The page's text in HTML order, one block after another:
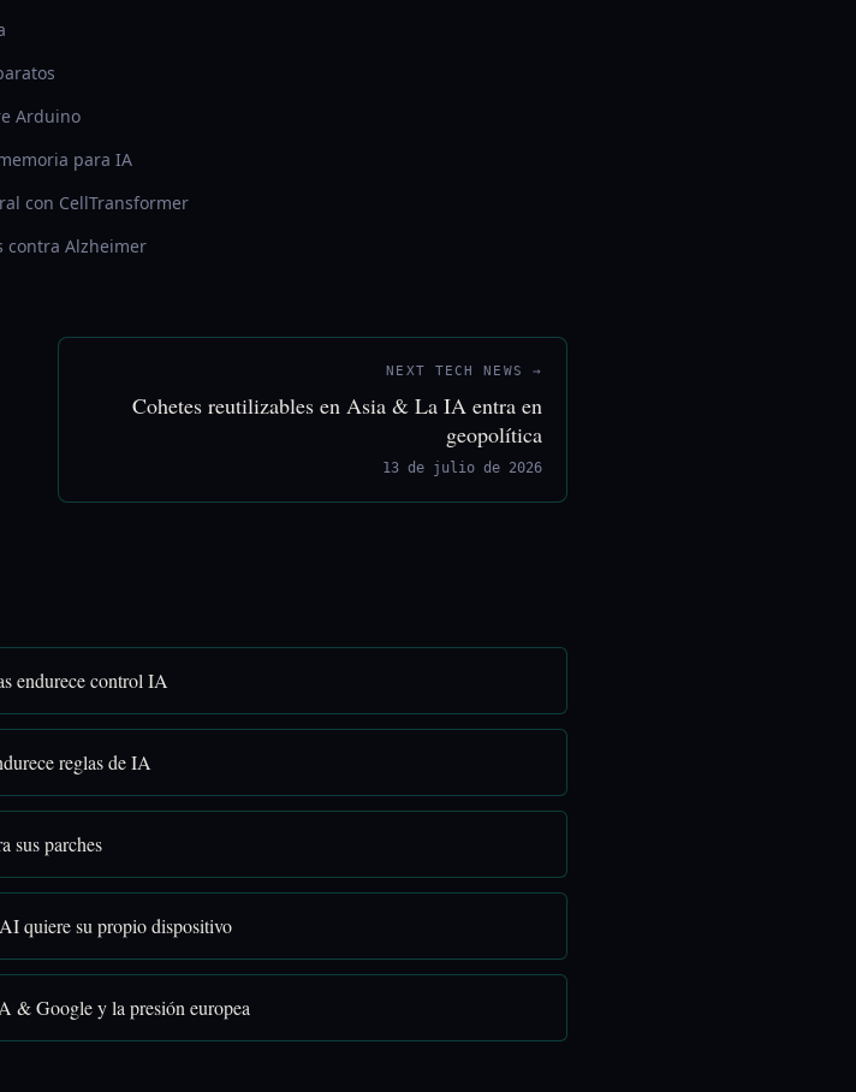
Arduino
para IA
con CellTransformer
Alzheimer
NEXT TECH NEWS →
Cohetes reutilizables en Asia & La IA entra en
geopolítica
13 de julio de 2026
endurece control IA
reglas de IA
sus parches
quiere su propio dispositivo
& Google y la presión europea